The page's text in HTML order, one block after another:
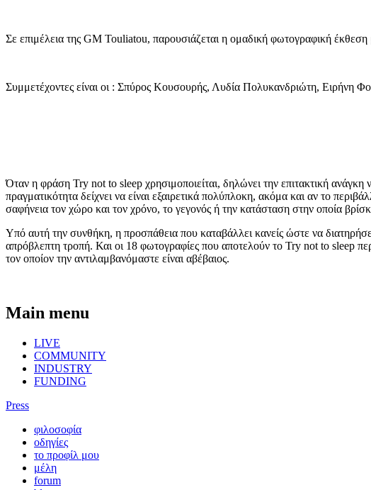
Σε επιμέλεια της GM Touliatou, παρουσιάζεται η ομαδική φωτογραφική έκθεση
Συμμετέχοντες είναι οι : Σπύρος Κουσουρής, Λυδία Πολυκανδριώτη, Ειρήνη
Όταν η φράση Try not to sleep χρησιμοποιείται, δηλώνει την επιτακτική
πραγματικότητα δείχνει να είναι εξαιρετικά πολύπλοκη, ακόμα και αν το
σαφήνεια τον χώρο και τον χρόνο, το γεγονός ή την κατάσταση στην οποία
Υπό αυτή την συνθήκη, η προσπάθεια που καταβάλλει κανείς ώστε να
απρόβλεπτη τροπή. Και οι 18 φωτογραφίες που αποτελούν το Try not to sleep
τον οποίον την αντιλαμβανόμαστε είναι αβέβαιος.
Main menu
LIVE
COMMUNITY
INDUSTRY
FUNDING
Press
φιλοσοφία
οδηγίες
το προφίλ μου
μέλη
forum